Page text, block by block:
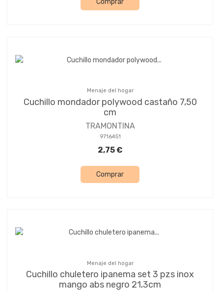
Comprar
Menaje del hogar
Cuchillo mondador polywood castaño 7,50
cm
TRAMONTINA
9716451
2,75 €
Comprar
Menaje del hogar
Cuchillo chuletero ipanema set 3 pzs inox
mango abs negro 21,3cm